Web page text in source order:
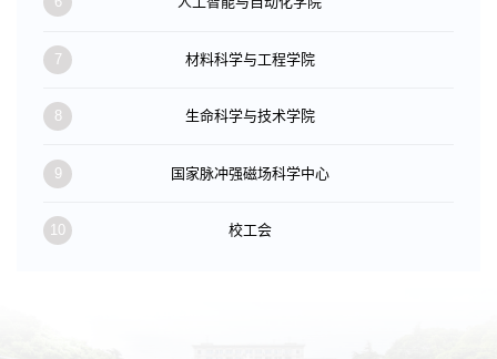
7 材料科学与工程学院
8 生命科学与技术学院
9 国家脉冲强磁场科学中心
10 校工会